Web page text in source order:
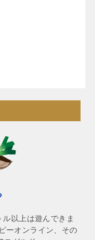
以上は遊んできま
ーオンライン、その